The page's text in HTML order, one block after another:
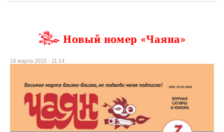
Новый номер «Чаяна»
19 марта 2015 - 11:14